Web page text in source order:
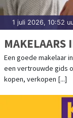
1 juli 2026, 10:52
MAKELAARS
Een goede makelaar
een vertrouwde gids
kopen, verkopen [...]